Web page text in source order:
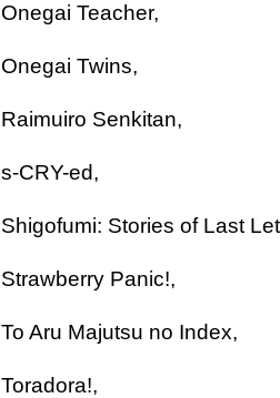
Onegai Teacher,
Onegai Twins,
Raimuiro Senkitan,
s-CRY-ed,
Shigofumi: Stories of Last
Strawberry Panic!,
To Aru Majutsu no Index,
Toradora!,